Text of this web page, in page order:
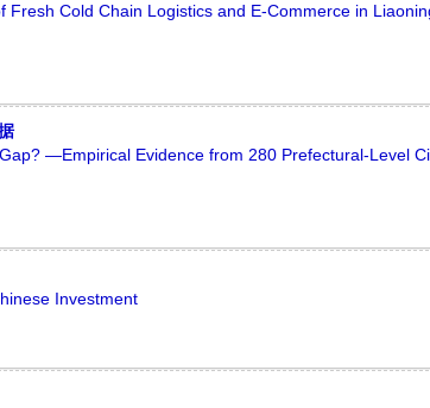
Cold Chain Logistics and E-Commerce in
—Empirical Evidence from 280 Prefectural-Level
Investment